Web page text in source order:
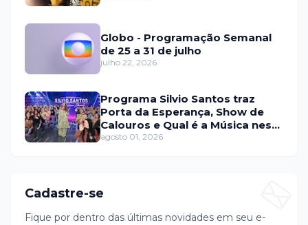
Globo - Programação Semanal
de 25 a 31 de julho
julho 22, 2026
Programa Silvio Santos traz
Porta da Esperança, Show de
Calouros e Qual é a Música neste
domingo (2)
agosto 01, 2026
Cadastre-se
Fique por dentro das últimas novidades em seu e-